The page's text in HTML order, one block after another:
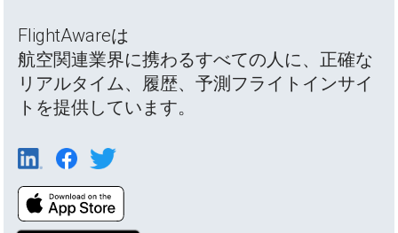
FlightAwareは
航空関連業界に携わるすべての人に、正確な
リアルタイム、履歴、予測フライトインサイ
トを提供しています。